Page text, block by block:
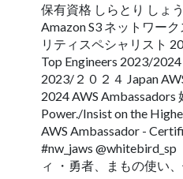
保有資格 しらとり しょ
Amazon S3 ネットワー
リティスペシャリスト
Top Engineers 2023/2024
2023/２０２４ Japan
2024 AWS Ambassadors
Power./Insist on the
AWS Ambassador -
#nw_jaws
ィ ・勇者、まもの使い